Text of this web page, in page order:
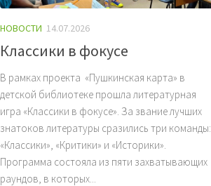
НОВОСТИ 14.07.2026
Классики в фокусе
В рамках проекта «Пушкинская карта» в
детской библиотеке прошла литературная
игра «Классики в фокусе». За звание лучших
знатоков литературы сразились три команды:
«Классики», «Критики» и «Историки».
Программа состояла из пяти захватывающих
раундов, в которых...